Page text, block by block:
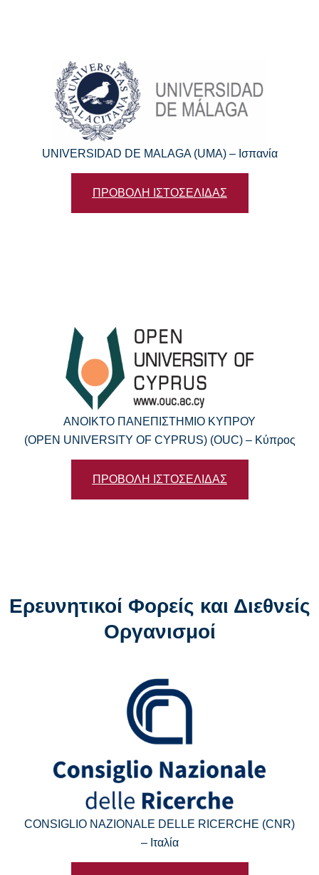
UNIVERSIDAD DE MALAGA (UMA) – Ισπανία
ΠΡΟΒΟΛΗ ΙΣΤΟΣΕΛΙΔΑΣ
ΑΝΟΙΚΤΟ ΠΑΝΕΠΙΣΤΗΜΙΟ ΚΥΠΡΟΥ
(OPEN UNIVERSITY OF CYPRUS) (OUC) – Κύπρος
ΠΡΟΒΟΛΗ ΙΣΤΟΣΕΛΙΔΑΣ
Ερευνητικοί Φορείς και Διεθνείς
Οργανισμοί
CONSIGLIO NAZIONALE DELLE RICERCHE (CNR)
– Ιταλία